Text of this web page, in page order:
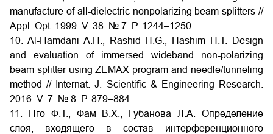
manufacture of all-dielectric nonpolarizing beam splitters //
Appl. Opt. 1999. V. 38. № 7. P. 1244–1250.
10. Al-Hamdani A.H., Rashid H.G., Hashim H.T. Design
and evaluation of immersed wideband non-polarizing
beam splitter using ZEMAX program and needle/tunneling
method // Internat. J. Scientific & Engineering Research.
2016. V. 7. № 8. P. 879–884.
11. Нго Ф.Т., Фам В.Х., Губанова Л.А. Определение
слоя, входящего в состав интерференционного